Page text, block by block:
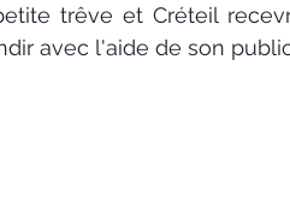
trêve et Créteil
avec l'aide de son